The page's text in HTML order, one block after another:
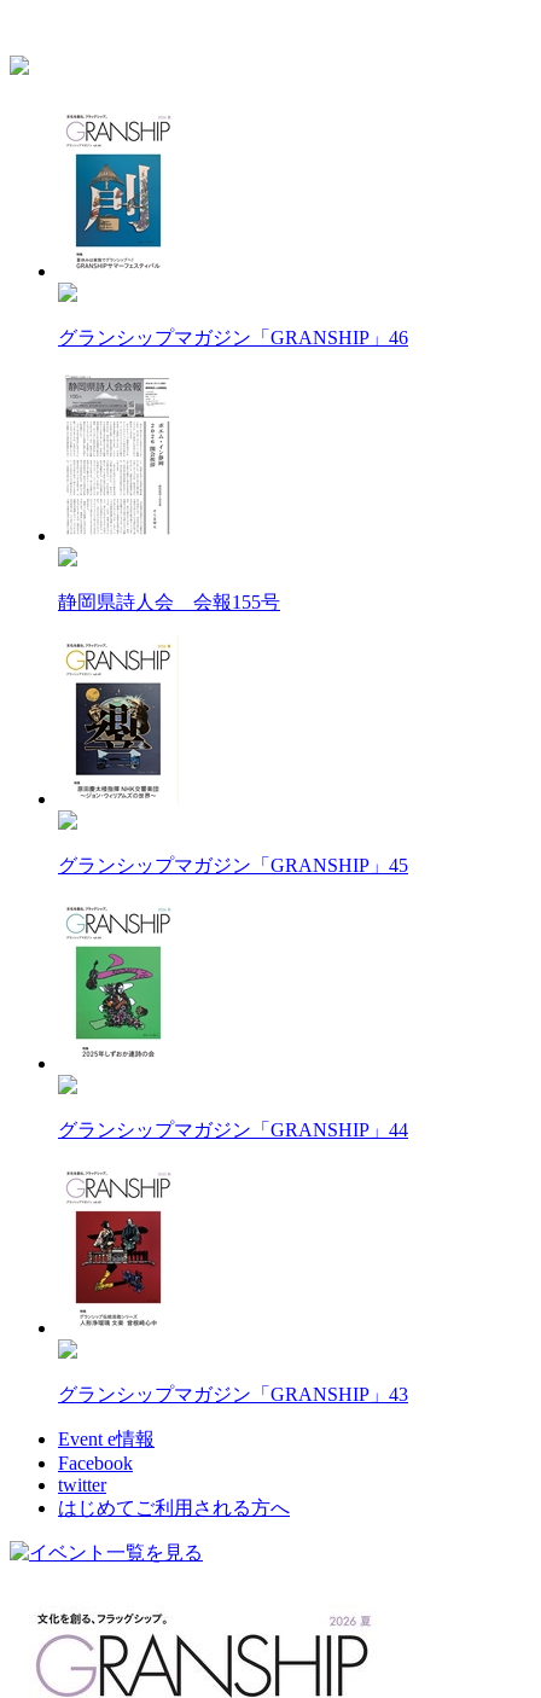
グランシップマガジン「GRANSHIP」46
静岡県詩人会 会報155号
グランシップマガジン「GRANSHIP」45
グランシップマガジン「GRANSHIP」44
グランシップマガジン「GRANSHIP」43
Event e情報
Facebook
twitter
はじめてご利用される方へ